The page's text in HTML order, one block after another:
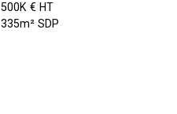
500K € HT
335m² SDP